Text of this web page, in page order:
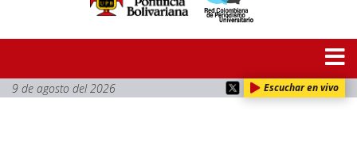
9 de agosto del 2026 Escuchar en vivo